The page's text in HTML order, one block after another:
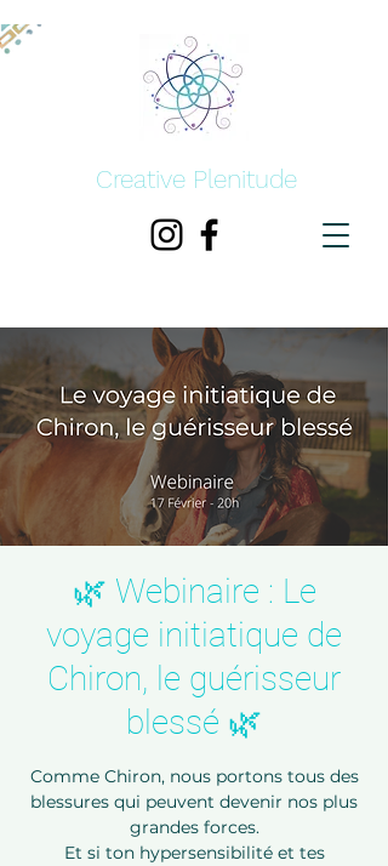
Creative Plenitude
🌿 Webinaire : Le
voyage initiatique de
Chiron, le guérisseur
blessé 🌿
Comme Chiron, nous portons tous des
blessures qui peuvent devenir nos plus
grandes forces.
Et si ton hypersensibilité et tes